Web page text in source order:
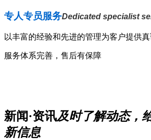
专人专员服务Dedicated specialist
以丰富的经验和先进的管理为客户提供
服务体系完善，售后有保障
新闻·资讯及时了解动态，
新信息